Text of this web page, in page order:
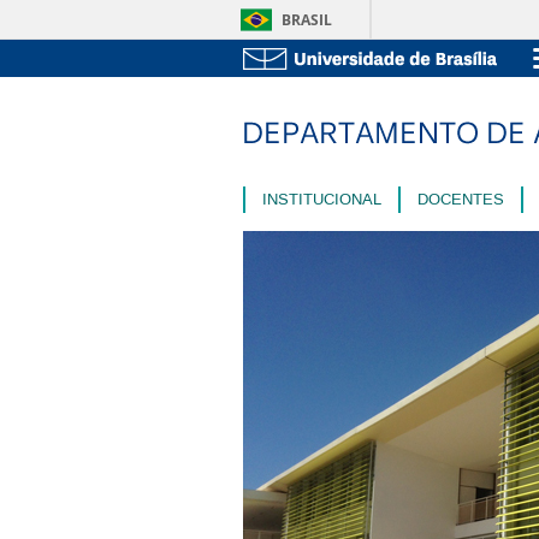
BRASIL
INSTITUCIONAL DOCENTES